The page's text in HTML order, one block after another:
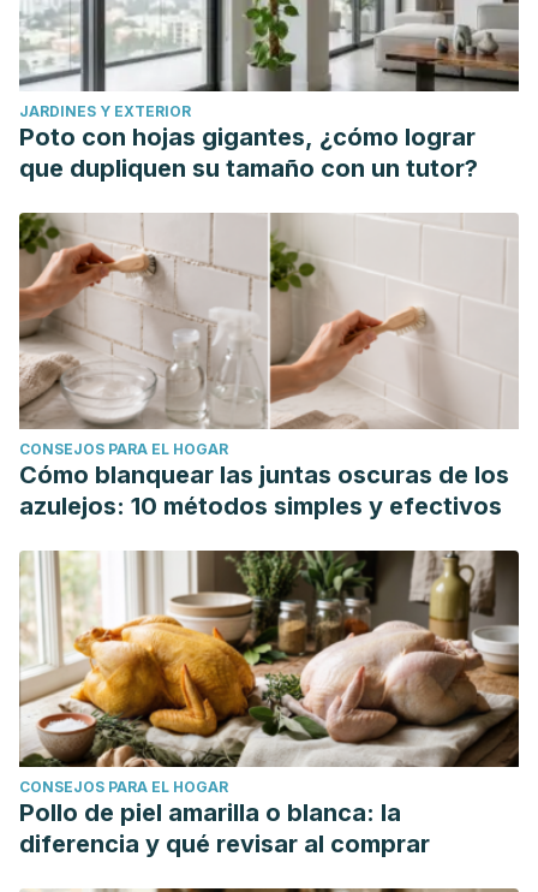
Human Health.Oxidative Medicine and Cellular Longevity
Julio 2017.2017:8416763.
Salehi B, et al. Antioxidants: Positive or Negative Actors?.
Biomolecules. Octubre 2018;8(4):124.
Wells ML, et al. Algae as nutritional and functional food
Phycology
. Noviembre 2017.29(2):949-982.
Yavorska N. Sodium Alginate ─ A Potential Tool for Weight
Management: Effect on Subjective Appetite, Food Intake,
and Glycemic and Insulin Regulation.University of Toronto
Journal of Undergraduate Life Sciences. 2012. 6(1).
JARDINES Y EXTERIOR
Poto con hojas gigantes, ¿cómo lograr
que dupliquen su tamaño con un tutor?
CONSEJOS PARA EL HOGAR
Cómo blanquear las juntas oscuras de los
azulejos: 10 métodos simples y efectivos
CONSEJOS PARA EL HOGAR
Pollo de piel amarilla o blanca: la
diferencia y qué revisar al comprar